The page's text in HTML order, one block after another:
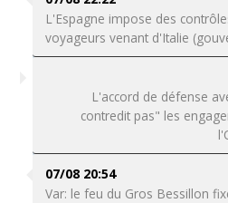
L'Espagne impose des
voyageurs venant d'Italie
L'accord de défense
contredit pas" les
07/08 20:54
Var: le feu du Gros Bessillon